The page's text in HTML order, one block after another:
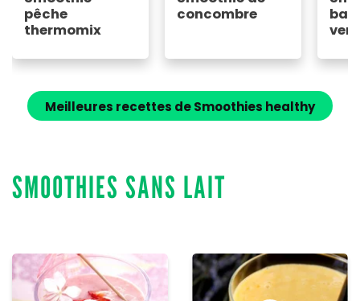
pêche
thermomix
concombre
vert
Meilleures recettes de Smoothies healthy
SMOOTHIES SANS LAIT